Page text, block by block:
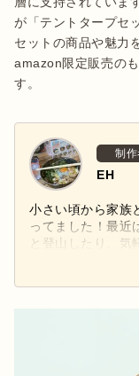
が「テントタープセ
セットの商品や魅力
amazon限定販売の
す。
制作
EH
小さい頃から家族
ってました！最近
と登山したり、気
スノーピークで